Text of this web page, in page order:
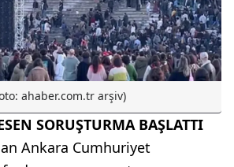
ahaber.com.tr arşiv)
SORUŞTURMA BAŞLATTI
Ankara Cumhuriyet